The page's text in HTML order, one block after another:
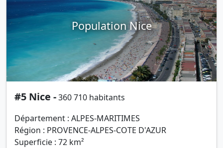
Population Nice
#5 Nice -360 710 habitants
Département : ALPES-MARITIMES
Région : PROVENCE-ALPES-COTE D'AZUR
Superficie : 72 km²